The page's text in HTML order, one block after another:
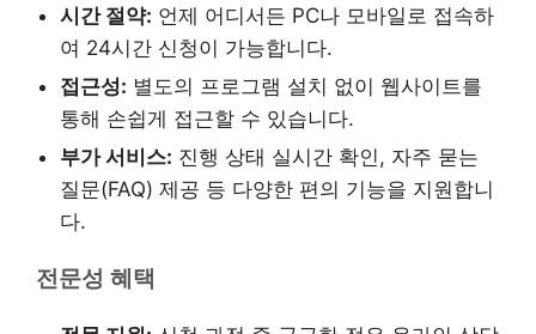
시간 절약: 언제 어디서든 PC나 모바일로 접속하
여 24시간 신청이 가능합니다.
접근성: 별도의 프로그램 설치 없이 웹사이트를
통해 손쉽게 접근할 수 있습니다.
부가 서비스: 진행 상태 실시간 확인, 자주 묻는
질문(FAQ) 제공 등 다양한 편의 기능을 지원합니
다.
전문성 혜택